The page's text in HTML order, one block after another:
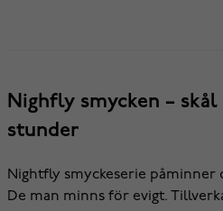
Nighfly smycken –
stunder
Nightfly smyckeserie påminner
De man minns för evigt.